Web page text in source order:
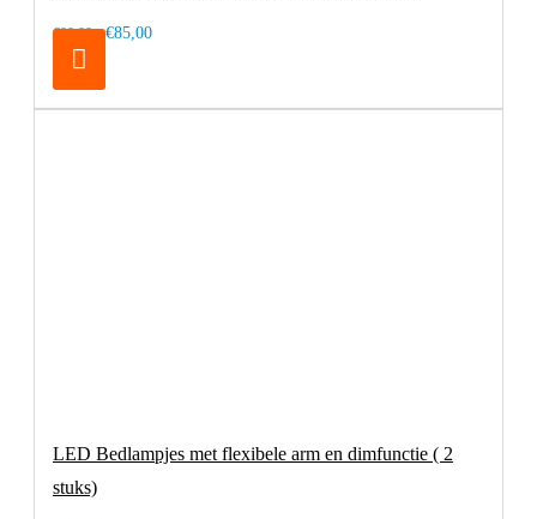
€99,00 €85,00
LED Bedlampjes met flexibele arm en dimfunctie ( 2
stuks)